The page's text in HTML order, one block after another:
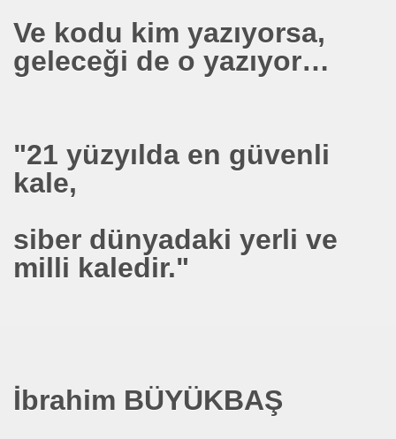
Ve kodu kim yazıyorsa,
geleceği de o yazıyor…
"21 yüzyılda en güvenli
kale,
siber dünyadaki yerli ve
milli kaledir."
İbrahim BÜYÜKBAŞ
NJ.Canlı Yayın